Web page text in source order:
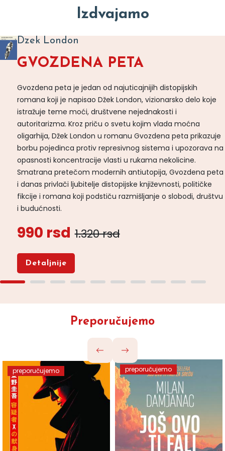
Izdvajamo
Dzek London
GVOZDENA PETA
Gvozdena peta je jedan od najuticajnijih distopijskih
romana koji je napisao Džek London, vizionarsko delo koje
istražuje teme moći, društvene nejednakosti i
autoritarizma. Kroz priču o svetu kojim vlada moćna
oligarhija, Džek London u romanu Gvozdena peta prikazuje
borbu pojedinca protiv represivnog sistema i upozorava na
opasnosti koncentracije vlasti u rukama nekolicine.
Smatrana pretečom modernih antiutopija, Gvozdena peta
i danas privlači ljubitelje distopijske književnosti, političke
fikcije i romana koji podstiču razmišljanje o slobodi, društvu
i budućnosti.
990 rsd 1.320 rsd
Detaljnije
Preporučujemo
preporučujemo preporučujemo